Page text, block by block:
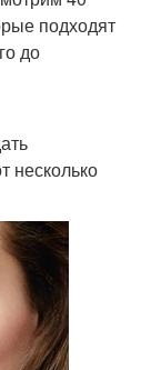
подходят
до
несколько